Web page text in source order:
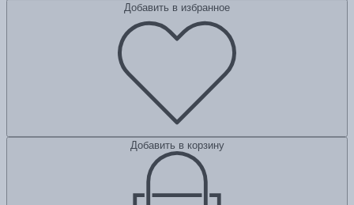
Добавить в избранное
Добавить в корзину